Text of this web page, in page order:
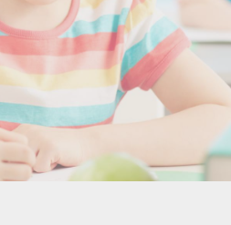
СЕМЕЙНАЯ ФОТОГРАФИЯ
ЭКСКУРСИЯ В МАГАЗИН